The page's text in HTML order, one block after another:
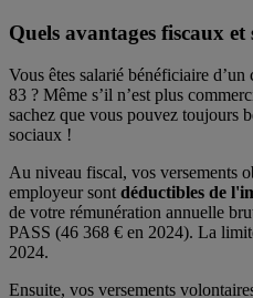
Quels avantages fiscaux
Vous êtes salarié bénéficiaire
83 ? Même s’il n’est plus
sachez que vous pouvez toujours
sociaux !
Au niveau fiscal, vos versements
employeur sontdéductibles de
de votre rémunération annuelle
PASS (46 368 € en 2024). La
2024.
Ensuite, vos versements